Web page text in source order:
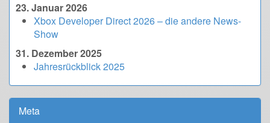
23. Januar 2026
Xbox Developer Direct 2026 – die andere News-
Show
31. Dezember 2025
Jahresrückblick 2025
Meta